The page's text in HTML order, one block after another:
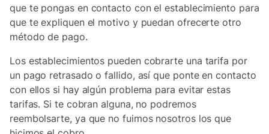
que te pongas en contacto con el establecimiento para
que te expliquen el motivo y puedan ofrecerte otro
método de pago.
Los establecimientos pueden cobrarte una tarifa por
un pago retrasado o fallido, así que ponte en contacto
con ellos si hay algún problema para evitar estas
tarifas. Si te cobran alguna, no podremos
reembolsarte, ya que no fuimos nosotros los que